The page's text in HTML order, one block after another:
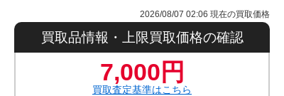
2026/08/07 02:06 現在の買取価格
買取品情報・上限買取価格の確認
7,000円
買取査定基準はこちら